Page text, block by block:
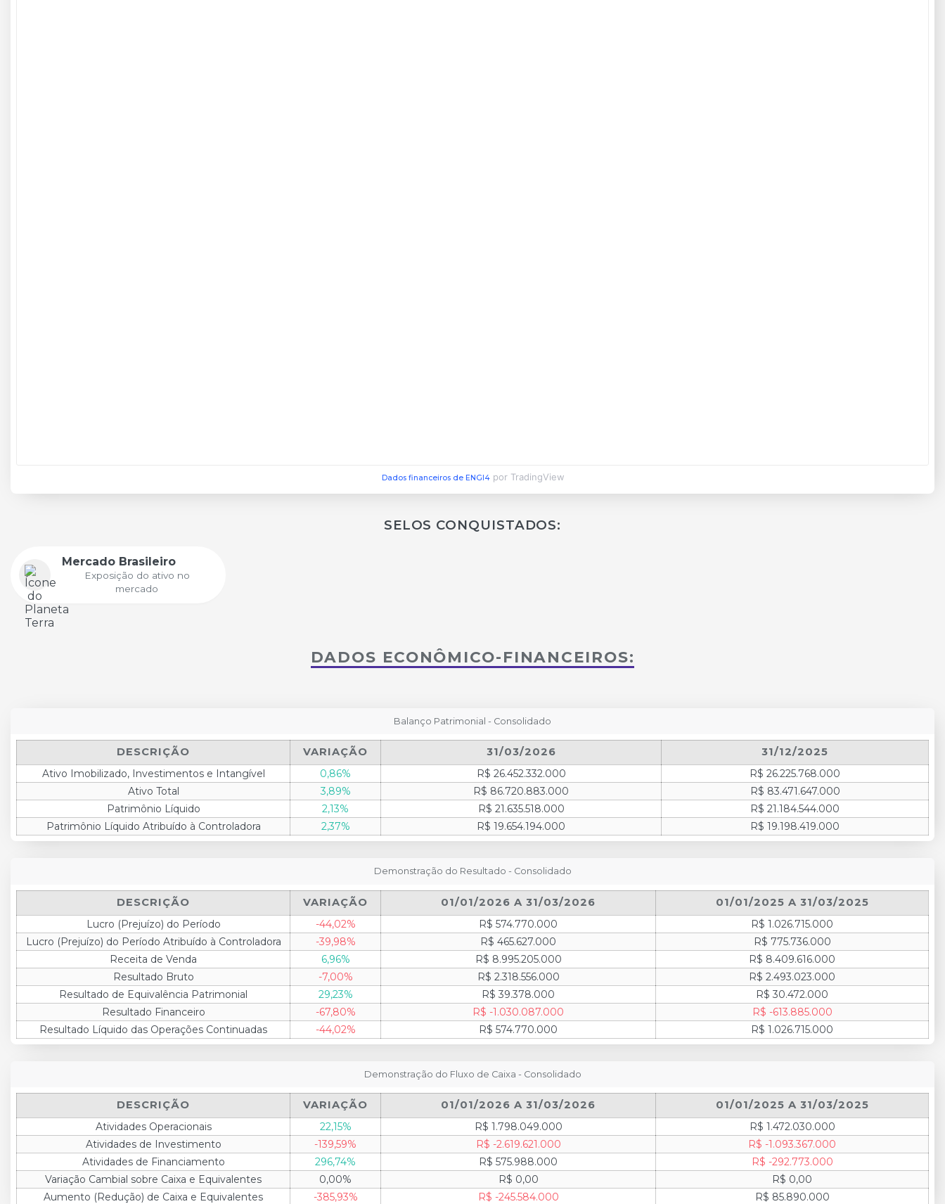
Dados financeiros de ENGI4 por TradingView
SELOS CONQUISTADOS:
Mercado Brasileiro
Exposição do ativo no
mercado
DADOS ECONÔMICO-FINANCEIROS:
Balanço Patrimonial - Consolidado
DESCRIÇÃO VARIAÇÃO 31/03/2026
31/12/2025
Ativo Imobilizado, Investimentos e Intangível
0,86% R$ 26.452.332.000
R$ 26.225.768.000
Ativo Total
3,89% R$ 86.720.883.000
R$ 83.471.647.000
Patrimônio Líquido
2,13% R$ 21.635.518.000
R$ 21.184.544.000
Patrimônio Líquido Atribuído à Controladora
2,37% R$ 19.654.194.000 R$ 19.198.419.000
Demonstração do Resultado - Consolidado
DESCRIÇÃO VARIAÇÃO 01/01/2026 A 31/03/2026
01/01/2025 A 31/03/2025
Lucro (Prejuízo) do Período
-44,02% R$ 574.770.000
R$ 1.026.715.000
Lucro (Prejuízo) do Período Atribuído à Controladora
-39,98% R$ 465.627.000
R$ 775.736.000
Receita de Venda
6,96% R$ 8.995.205.000
R$ 8.409.616.000
Resultado Bruto
-7,00% R$ 2.318.556.000
R$ 2.493.023.000
Resultado de Equivalência Patrimonial
29,23% R$ 39.378.000
R$ 30.472.000
Resultado Financeiro
-67,80% R$ -1.030.087.000
R$ -613.885.000
Resultado Líquido das Operações Continuadas
-44,02% R$ 574.770.000 R$ 1.026.715.000
Demonstração do Fluxo de Caixa - Consolidado
DESCRIÇÃO VARIAÇÃO 01/01/2026 A 31/03/2026
01/01/2025 A 31/03/2025
Atividades Operacionais
22,15% R$ 1.798.049.000
R$ 1.472.030.000
Atividades de Investimento
-139,59% R$ -2.619.621.000
R$ -1.093.367.000
Atividades de Financiamento
296,74% R$ 575.988.000
R$ -292.773.000
Variação Cambial sobre Caixa e Equivalentes
0,00% R$ 0,00
R$ 0,00
Aumento (Redução) de Caixa e Equivalentes
-385,93% R$ -245.584.000 R$ 85.890.000